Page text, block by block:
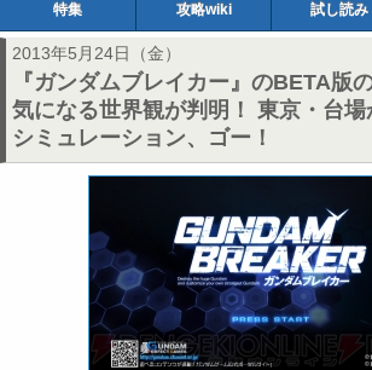
特集 攻略wiki 試し読み
2013年5月24日（金）
『ガンダムブレイカー』のBETA版
気になる世界観が判明！ 東京・台
シミュレーション、ゴー！